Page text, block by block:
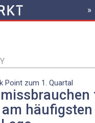
HEADER
MENU
»
Point zum 1. Quartal
häufigsten